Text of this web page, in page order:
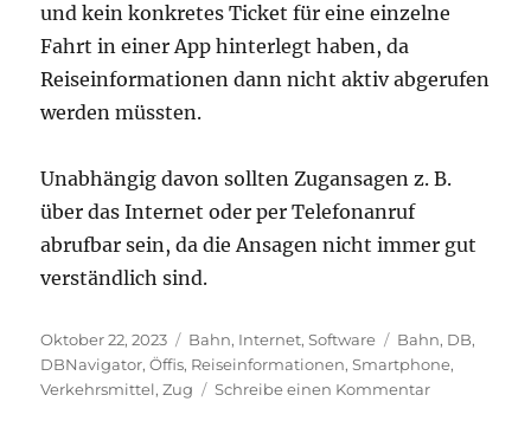
und kein konkretes Ticket für eine einzelne
Fahrt in einer App hinterlegt haben, da
Reiseinformationen dann nicht aktiv abgerufen
werden müssten.
Unabhängig davon sollten Zugansagen z. B.
über das Internet oder per Telefonanruf
abrufbar sein, da die Ansagen nicht immer gut
verständlich sind.
Veröffentlicht
am
Oktober 22, 2023 Kategorien
Bahn, Internet,Software Schlagwörter
Bahn, DB,
DBNavigator,Öffis, Reiseinformationen,Smartphone,
Verkehrsmittel,Zug Schreibe einen Kommentarzu